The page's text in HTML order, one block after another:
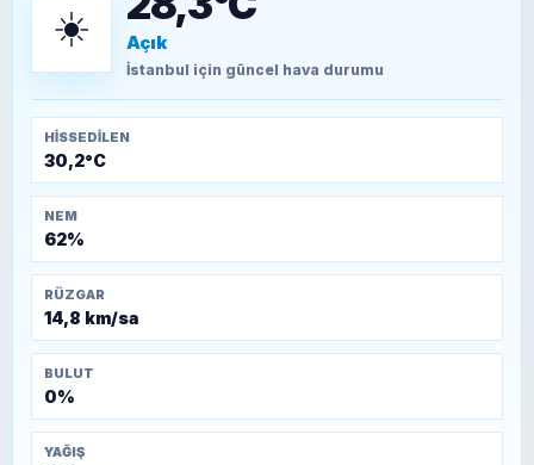
TEOMAN ALPASLAN
Kütahya-Eskişehir Muharebeleri (10-24
☀️ Açık
İstanbul için güncel hava durumu
HISSEDILEN
30,2°C
NEM
62%
RÜZGAR
14,8 km/sa
BULUT
0%
YAĞIŞ